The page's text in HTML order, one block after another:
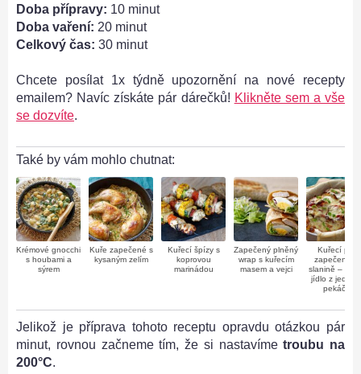
Doba přípravy: 10 minut
Doba vaření: 20 minut
Celkový čas: 30 minut
Chcete posílat 1x týdně upozornění na nové recepty
emailem? Navíc získáte pár dárečků! Klikněte sem a vše
se dozvíte.
Také by vám mohlo chutnat:
Krémové gnocchi
s houbami a
sýrem
Kuře zapečené s
kysaným zelím
Kuřecí špízy s
koprovou
marinádou
Zapečený plněný
wrap s kuřecím
masem a vejci
Kuřecí prsa
zapečená
slanině –
jídlo z
pekáčku
Jelikož je příprava tohoto receptu opravdu otázkou pár
minut, rovnou začneme tím, že si nastavímetroubu na
200°C.